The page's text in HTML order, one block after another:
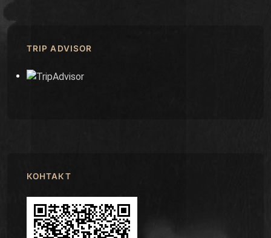
TRIP ADVISOR
КОНТАКТ